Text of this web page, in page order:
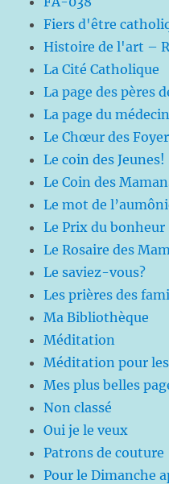
Fiers d'être
Histoire de l'art –
La Cité Catholique
La page des pères
La page du médecin
Le Chœur des
Le coin des Jeunes!
Le Coin des
Le mot de
Le Prix du bonheur
Le Rosaire des
Le saviez-vous?
Les prières des
Ma Bibliothèque
Méditation
Méditation pour
Mes plus belles
Non classé
Oui je le veux
Patrons de couture
Pour le Dimanche